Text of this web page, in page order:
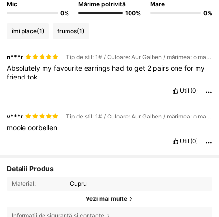
Mic
0%
Mărime potrivită
100%
Mare
0%
îmi place(1) frumos(1)
n***r Tip de stil: 1# / Culoare: Aur Galben / mărimea: o marime
Absolutely myfavouriteearrings hadtoget 2 pairsonefor my
friendtok
Util (0)
v***r Tip de stil: 1# / Culoare: Aur Galben / mărimea: o marime
mooieoorbellen
Util (0)
Detalii Produs
Material: Cupru
Vezi mai multe
Informații de siguranță și contacte